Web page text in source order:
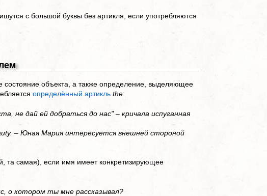
с большой буквы без артикля, если употребляются
объекта, а также определение, выделяющее
определённый артикль the:
не дай ей добраться до нас" – кричала испуганная
– Юная Мария интересуется внешней стороной
та самая), если имя имеет конкретизирующее
о котором ты мне рассказывал?